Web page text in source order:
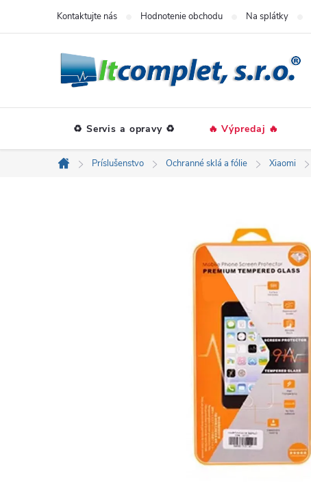
Kontaktujte nás Hodnotenie obchodu Na splátky
♻️ Servis a opravy ♻️ 🔥 Výpredaj 🔥
Domov
Príslušenstvo Ochranné sklá a fólie Xiaomi